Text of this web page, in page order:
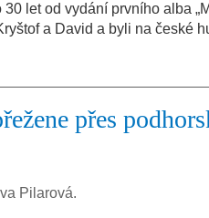
let od vydání prvního alba
a David a byli na české
přes
Pilarová.